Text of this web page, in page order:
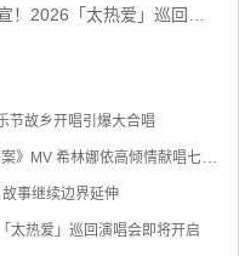
太热爱」巡回演唱会即将开启
节故乡开唱引爆大合唱
事继续边界延伸
太热爱」巡回演唱会即将开启